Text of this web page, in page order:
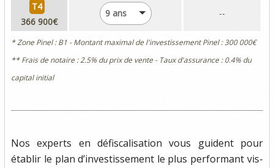
T4
366 900€
9 ans --
* Zone Pinel : B1 - Montant maximal de l'investissement Pinel : 300 000€
** Frais de notaire : 2.5% du prix de vente - Taux d'assurance : 0.4% du
capital initial
Nos experts en défiscalisation vous guident pour
établir le plan d’investissement le plus performant vis-